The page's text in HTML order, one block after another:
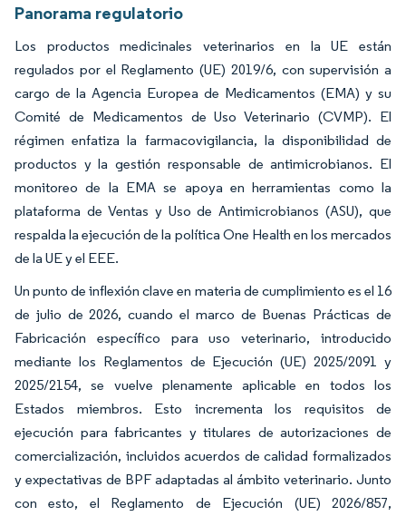
Panorama regulatorio
Los productos medicinales veterinarios en la UE están
regulados por el Reglamento (UE) 2019/6, con supervisión a
cargo de la Agencia Europea de Medicamentos (EMA) y su
Comité de Medicamentos de Uso Veterinario (CVMP). El
régimen enfatiza la farmacovigilancia, la disponibilidad de
productos y la gestión responsable de antimicrobianos. El
monitoreo de la EMA se apoya en herramientas como la
plataforma de Ventas y Uso de Antimicrobianos (ASU), que
respalda la ejecución de la política One Health en los mercados
de la UE y el EEE.
Un punto de inflexión clave en materia de cumplimiento es el 16
de julio de 2026, cuando el marco de Buenas Prácticas de
Fabricación específico para uso veterinario, introducido
mediante los Reglamentos de Ejecución (UE) 2025/2091 y
2025/2154, se vuelve plenamente aplicable en todos los
Estados miembros. Esto incrementa los requisitos de
ejecución para fabricantes y titulares de autorizaciones de
comercialización, incluidos acuerdos de calidad formalizados
y expectativas de BPF adaptadas al ámbito veterinario. Junto
con esto, el Reglamento de Ejecución (UE) 2026/857,